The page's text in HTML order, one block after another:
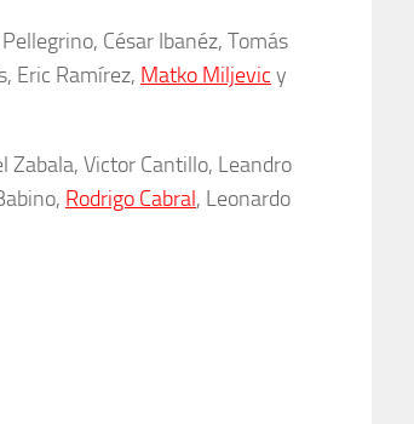
César Ibanéz, Tomás
Eric Ramírez, Matko Miljevic y
Zabala, Victor Cantillo, Leandro
Rodrigo Cabral, Leonardo